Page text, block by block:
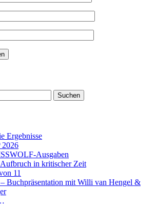
Ergebnisse
2026
Ausgaben
in kritischer Zeit
11
Buchpräsentation mit Willi van Hengel &